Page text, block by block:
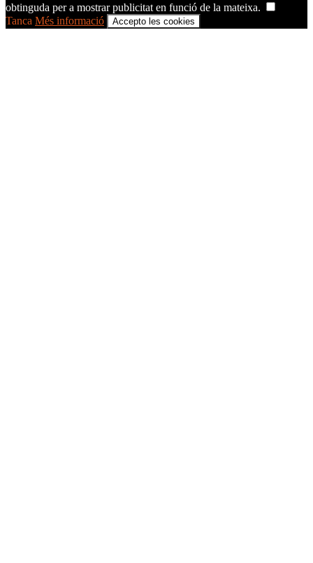
obtinguda per a mostrar publicitat en funció de la mateixa.
Tanca Més informació Accepto les cookies